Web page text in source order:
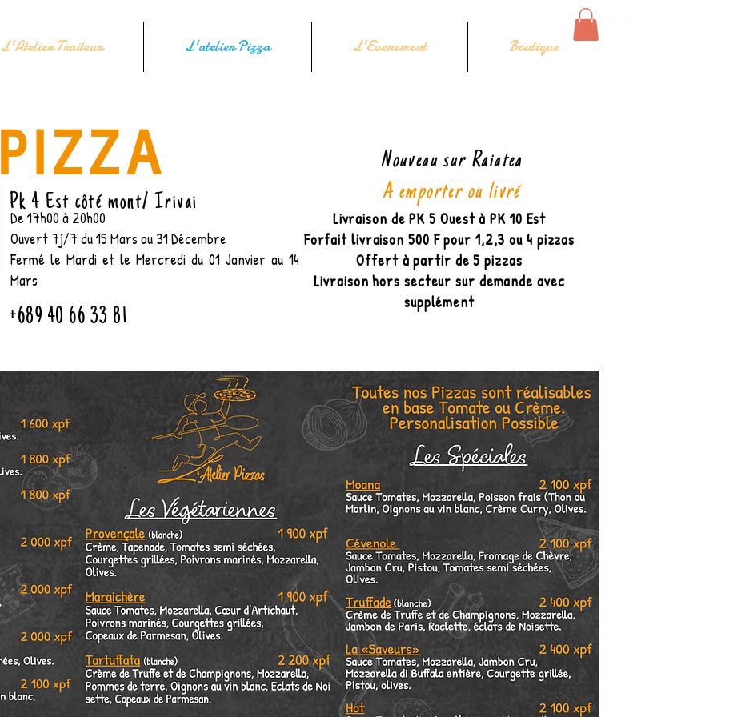
L'Atelier Traiteur L'atelier Pizza L'Evenement Boutique
PIZZA
Pk 4 Est côté mont/ Irivai
+689 40 66 33 81
A emporter ou livré
Nouveau sur Raiatea
Livraison de PK 5 Ouest à PK 10 Est
Forfait livraison 500 F pour 1,2,3 ou 4 pizzas
Offert à partir de 5 pizzas
Livraison hors secteur sur demande avec
supplément
De 17h00 à 20h00
Ouvert 7j/7 du 15 Mars au 31 Décembre
Fermé le Mardi et le Mercredi du 01 Janvier au 14
Mars